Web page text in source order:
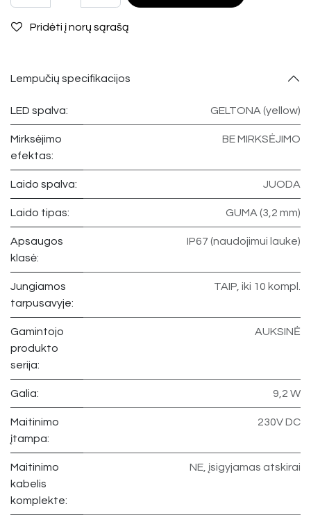
Pridėti į norų sąrašą
Lempučių specifikacijos
LED spalva: GELTONA (yellow)
Mirksėjimo
efektas:
BE MIRKSĖJIMO
Laido spalva: JUODA
Laido tipas: GUMA (3,2 mm)
Apsaugos
klasė:
IP67 (naudojimui lauke)
Jungiamos
tarpusavyje:
TAIP, iki 10 kompl.
Gamintojo
produkto
serija:
AUKSINĖ
Galia: 9,2 W
Maitinimo
įtampa:
230V DC
Maitinimo
kabelis
komplekte:
NE, įsigyjamas atskirai